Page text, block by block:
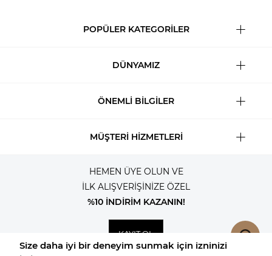
POPÜLER KATEGORİLER
DÜNYAMIZ
ÖNEMLİ BİLGİLER
MÜŞTERİ HİZMETLERİ
HEMEN ÜYE OLUN VE
İLK ALIŞVERİŞİNİZE ÖZEL
%10 İNDİRİM KAZANIN!
KAYIT OL